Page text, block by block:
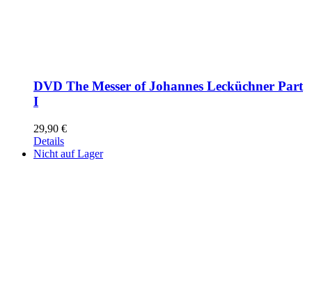
DVD The Messer of Johannes Lecküchner Part
I
29,90 €
Details
Nicht auf Lager